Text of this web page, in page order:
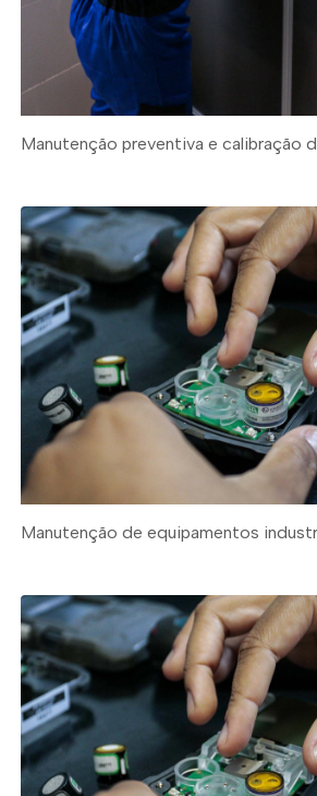
Manutenção preventiva e calibração
Manutenção de equipamentos